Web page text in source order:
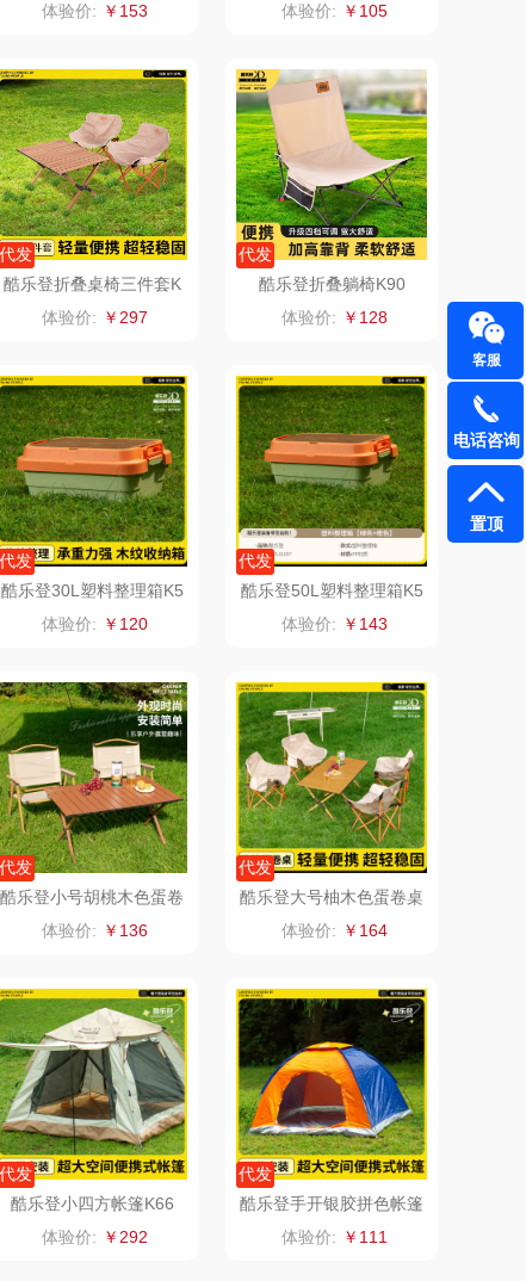
芳斋 立家
粮仓 干饭熊饱饱
尹谜 金龙鱼（包销款）
品牌方） 得力
不二 富安娜（包销款
1）
包销款） 云栖桦田
黎红 小胖爪
olayks
润培
派索 小度
饭香 赫兰希
琴 朗赫
OSIM 360
电器类） 洁丽雅（代理商）
瑞鲜 飞利浦新安怡
海信 乐美雅（餐具类）
阿路弗仑 爱仕达
临门 卜珂
体验价: ￥153 体验价: ￥105
代发
酷乐登折叠桌椅三件套K
体验价: ￥297
代发
酷乐登折叠躺椅K90
体验价: ￥128
代发
酷乐登30L塑料整理箱K5
体验价: ￥120
代发
酷乐登50L塑料整理箱K5
体验价: ￥143
代发
酷乐登小号胡桃木色蛋卷
体验价: ￥136
代发
酷乐登大号柚木色蛋卷桌
体验价: ￥164
代发
酷乐登小四方帐篷K66
体验价: ￥292
代发
酷乐登手开银胶拼色帐篷
体验价: ￥111
客服
电话咨询
置顶